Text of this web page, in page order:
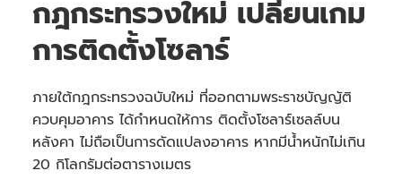
กฎกระทรวงใหม่ เปลี่ยนเกม
การติดตั้งโซลาร์
ภายใต้กฎกระทรวงฉบับใหม่ ที่ออกตามพระราชบัญญัติ
ควบคุมอาคาร ได้กำหนดให้การ ติดตั้งโซลาร์เซลล์บน
หลังคา ไม่ถือเป็นการดัดแปลงอาคาร หากมีน้ำหนักไม่เกิน
20 กิโลกรัมต่อตารางเมตร